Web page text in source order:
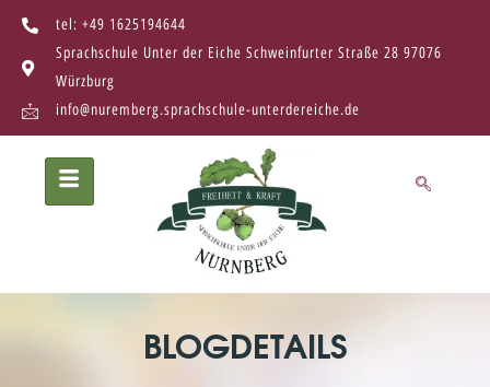
tel: +49 1625194644
Sprachschule Unter der Eiche Schweinfurter Straße 28 97076
Würzburg
info@nuremberg.sprachschule-unterdereiche.de
BLOGDETAILS